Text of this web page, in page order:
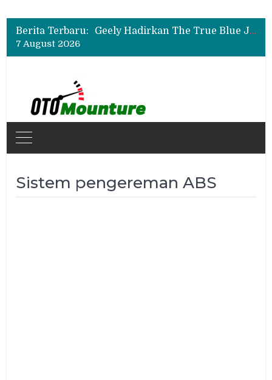
Berita Terbaru:
Bukan Sekadar Sporty, Ini Alasan Suzuki Fronx SGX Hybrid Kuro Layak Dilirik
Geely Hadirkan The True Blue Journey, Fans Bisa Dapat Tiket Chelsea vs AC Milan
Bukan Sekadar Sporty, Ini Alasan Suzuki Fronx SGX Hybrid Kuro Layak Dilirik
7 August 2026
Sistem pengereman ABS